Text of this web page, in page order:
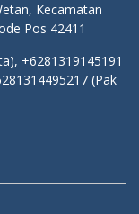
Kecamatan
Pos 42411
+6281319145191
(Pak